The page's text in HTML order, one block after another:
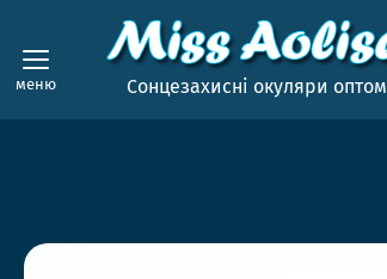
меню Сонцезахисні окуляри оптом